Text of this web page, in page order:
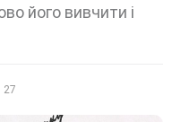
його вивчити і
27